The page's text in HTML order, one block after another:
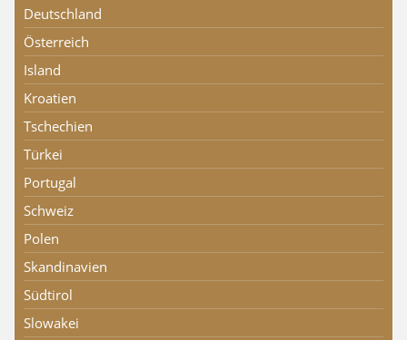
Deutschland
Österreich
Island
Kroatien
Tschechien
Türkei
Portugal
Schweiz
Polen
Skandinavien
Südtirol
Slowakei